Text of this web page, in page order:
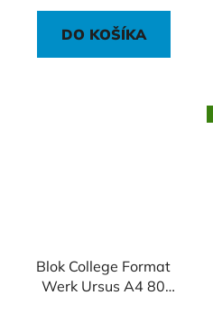
DO KOŠÍKA
Blok College Format
Werk Ursus A4 80